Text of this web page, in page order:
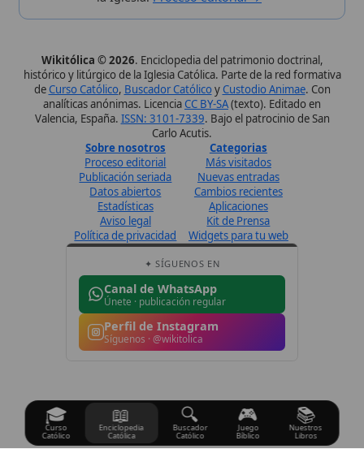
Perfil de Instagram
Síguenos · @wikitolica